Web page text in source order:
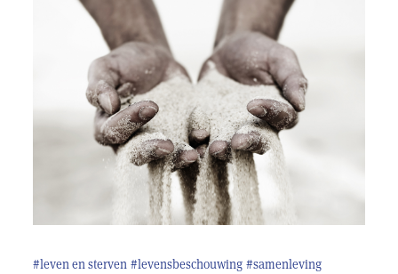
#leven en sterven #levensbeschouwing #samenleving